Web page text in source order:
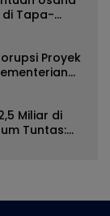
di Tapa-
Proyek
Miliar di
Tuntas: